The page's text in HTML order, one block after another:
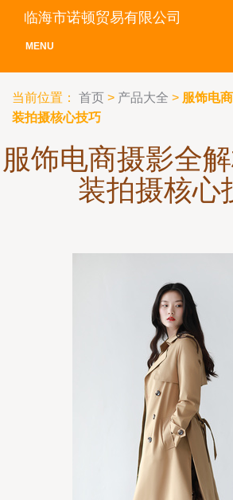
临海市诺顿贸易有限公司
MENU
当前位置： 首页 > 产品大全 > 服饰电
装拍摄核心技巧
服饰电商摄影全
装拍摄核心